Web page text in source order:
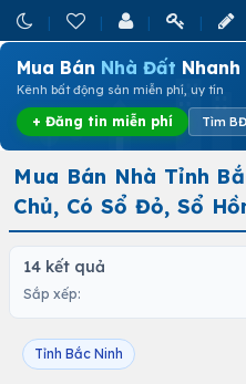
Mua Bán Nhà Đất Nhanh
Kênh bất động sản miễn phí, uy tín
+ Đăng tin miễn phí Tìm
Mua Bán Nhà Tỉnh
Chủ, Có Sổ Đỏ, Sổ
14 kết quả
Sắp xếp:
Tỉnh Bắc Ninh